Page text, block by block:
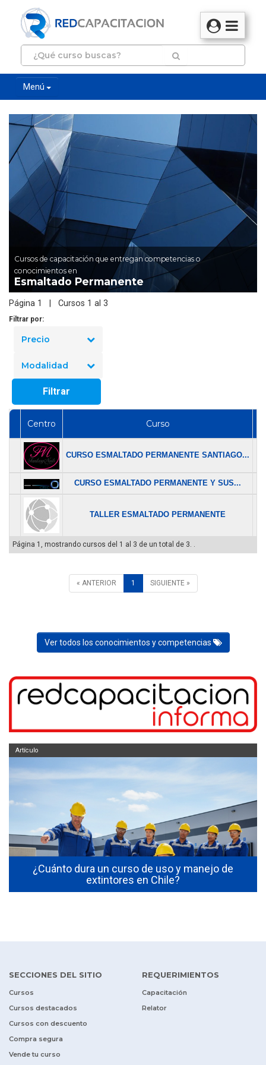
Menú
Cursos de capacitación que entregan competencias o
conocimientos en
Esmaltado Permanente
Página 1 | Cursos 1 al 3
Filtrar por:
Precio
Modalidad
Filtrar
Centro Curso
CURSO ESMALTADO PERMANENTE SANTIAGO...
CURSO ESMALTADO PERMANENTE Y SUS...
TALLER ESMALTADO PERMANENTE
Página 1, mostrando cursos del 1 al 3 de un total de 3. .
« ANTERIOR 1 SIGUIENTE »
Ver todos los conocimientos y competencias
¿Cuánto dura un curso de uso y manejo de
extintores en Chile?
Artículo
SECCIONES DEL SITIO
Cursos
Cursos destacados
Cursos con descuento
Compra segura
Vende tu curso
REQUERIMIENTOS
Capacitación
Relator